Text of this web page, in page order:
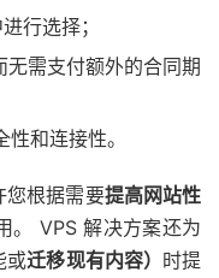
行选择；
无需支付额外的合同期
和连接性。
您根据需要提高网站性
。 VPS 解决方案还为
或迁移现有内容） 时提